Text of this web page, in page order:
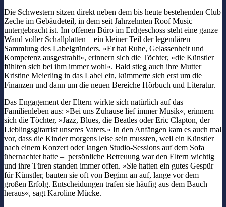
Die Schwestern sitzen direkt neben dem bis heute bestehenden Club
Zeche im Gebäudeteil, in dem seit Jahrzehnten Roof Music
untergebracht ist. Im offenen Büro im Erdgeschoss steht eine ganze
Wand voller Schallplatten – ein kleiner Teil der legendären
Sammlung des Labelgründers. »Er hat Ruhe, Gelassenheit und
Kompetenz ausgestrahlt«, erinnern sich die Töchter, »die Künstler
fühlten sich bei ihm immer wohl«. Bald stieg auch ihre Mutter
Kristine Meierling in das Label ein, kümmerte sich erst um die
Finanzen und dann um die neuen Bereiche Hörbuch und Literatur.
Das Engagement der Eltern wirkte sich natürlich auf das
Familienleben aus: »Bei uns Zuhause lief immer Musik«, erinnern
sich die Töchter, »Jazz, Blues, die Beatles oder Eric Clapton, der
Lieblingsgitarrist unseres Vaters.« In den Anfängen kam es auch mal
vor, dass die Kinder morgens leise sein mussten, weil ein Künstler
nach einem Konzert oder langen Studio-Sessions auf dem Sofa
übernachtet hatte – persönliche Betreuung war den Eltern wichtig
und ihre Türen standen immer offen. »Sie hatten ein gutes Gespür
für Künstler, bauten sie oft von Beginn an auf, lange vor dem
großen Erfolg. Entscheidungen trafen sie häufig aus dem Bauch
heraus«, sagt Karoline Mücke.